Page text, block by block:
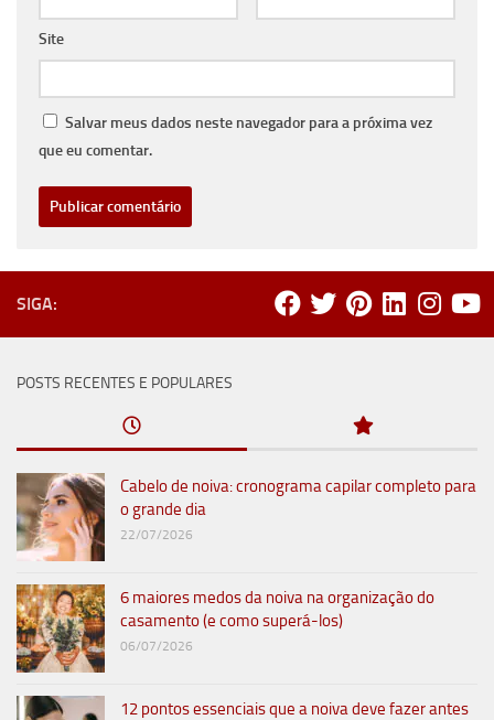
Site
Salvar meus dados neste navegador para a próxima vez
que eu comentar.
SIGA:
POSTS RECENTES E POPULARES
Cabelo de noiva: cronograma capilar completo para
o grande dia
22/07/2026
6 maiores medos da noiva na organização do
casamento (e como superá-los)
06/07/2026
12 pontos essenciais que a noiva deve fazer antes